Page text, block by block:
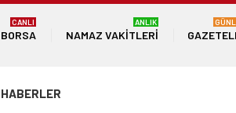
BORSA
CANLI
NAMAZ VAKITLERI
ANLIK
HABERLER